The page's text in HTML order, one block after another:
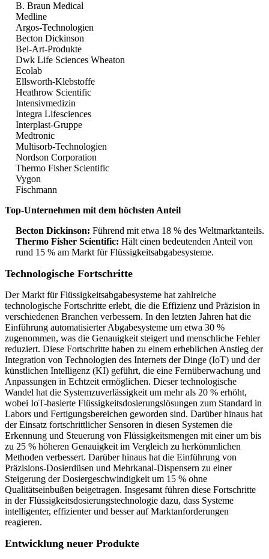
B. Braun Medical
Medline
Argos-Technologien
Becton Dickinson
Bel-Art-Produkte
Dwk Life Sciences Wheaton
Ecolab
Ellsworth-Klebstoffe
Heathrow Scientific
Intensivmedizin
Integra Lifesciences
Interplast-Gruppe
Medtronic
Multisorb-Technologien
Nordson Corporation
Thermo Fisher Scientific
Vygon
Fischmann
Top-Unternehmen mit dem höchsten Anteil
Becton Dickinson: Führend mit etwa 18 % des Weltmarktanteils.
Thermo Fisher Scientific: Hält einen bedeutenden Anteil von
rund 15 % am Markt für Flüssigkeitsabgabesysteme.
Technologische Fortschritte
Der Markt für Flüssigkeitsabgabesysteme hat zahlreiche
technologische Fortschritte erlebt, die die Effizienz und Präzision in
verschiedenen Branchen verbessern. In den letzten Jahren hat die
Einführung automatisierter Abgabesysteme um etwa 30 %
zugenommen, was die Genauigkeit steigert und menschliche Fehler
reduziert. Diese Fortschritte haben zu einem erheblichen Anstieg der
Integration von Technologien des Internets der Dinge (IoT) und der
künstlichen Intelligenz (KI) geführt, die eine Fernüberwachung und
Anpassungen in Echtzeit ermöglichen. Dieser technologische
Wandel hat die Systemzuverlässigkeit um mehr als 20 % erhöht,
wobei IoT-basierte Flüssigkeitsdosierungslösungen zum Standard in
Labors und Fertigungsbereichen geworden sind. Darüber hinaus hat
der Einsatz fortschrittlicher Sensoren in diesen Systemen die
Erkennung und Steuerung von Flüssigkeitsmengen mit einer um bis
zu 25 % höheren Genauigkeit im Vergleich zu herkömmlichen
Methoden verbessert. Darüber hinaus hat die Einführung von
Präzisions-Dosierdüsen und Mehrkanal-Dispensern zu einer
Steigerung der Dosiergeschwindigkeit um 15 % ohne
Qualitätseinbußen beigetragen. Insgesamt führen diese Fortschritte
in der Flüssigkeitsdosierungstechnologie dazu, dass Systeme
intelligenter, effizienter und besser auf Marktanforderungen
reagieren.
Entwicklung neuer Produkte